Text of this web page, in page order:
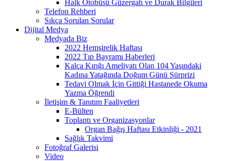
Halk Otobüsü Güzergah ve Durak Bilgileri
Telefon Rehberi
Sıkça Sorulan Sorular
Dijital Medya
Medyada Biz
2022 Hemşirelik Haftası
2022 Tıp Bayramı Haberleri
Kalça Kırığı Ameliyatı Olan 104 Yaşındaki
Kadına Yatağında Doğum Günü Sürprizi
Tedavi Olmak İçin Gittiği Hastanede Okuma
Yazma Öğrendi
İletişim & Tanıtım Faaliyetleri
E-Bülten
Toplantı ve Organizasyonlar
Organ Bağış Haftası Etkinliği - 2021
Sağlık Takvimi
Fotoğraf Galerisi
Video